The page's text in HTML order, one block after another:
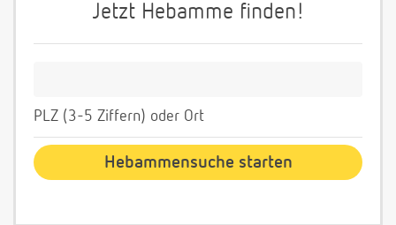
Jetzt Hebamme finden!
PLZ (3-5 Ziffern) oder Ort